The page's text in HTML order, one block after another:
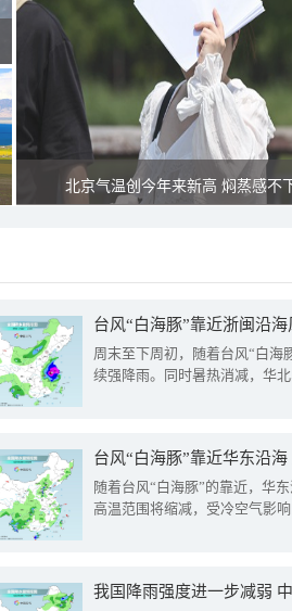
北京气温创今年来新高 焖蒸感不
台风“白海豚”靠近浙闽沿
周末至下周初，随着台风“白海
续强降雨。同时暑热消减，华
台风“白海豚”靠近华东沿
随着台风“白海豚”的靠近，华
高温范围将缩减，受冷空气影